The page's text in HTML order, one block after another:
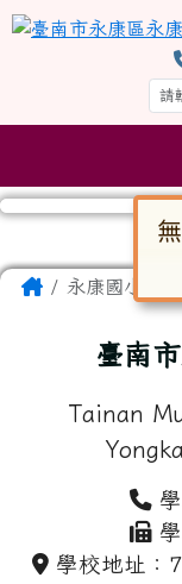
跳至主內容區
臺南市永康
主內容區域
Home永康國小
臺南
Tainan
學
學
學校地址：
頁尾區域
對